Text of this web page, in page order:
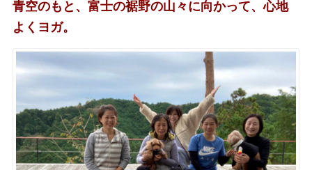
青空のもと、富士の裾野の山々に向かって、心地
よくヨガ。